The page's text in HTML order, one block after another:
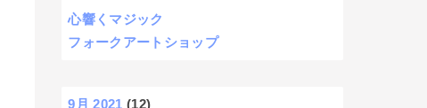
心響くマジック
フォークアートショップ
9月 2021 (12)